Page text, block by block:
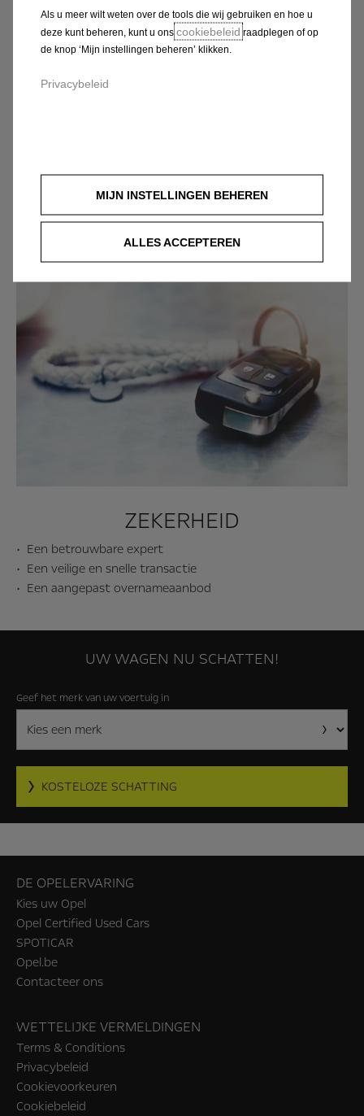
Kies uw verkooppunt
Een vlotte en snelle overname
ZEKERHEID
Een betrouwbare expert
Een veilige en snelle transactie
Een aangepast overnameaanbod
UW WAGEN NU SCHATTEN!
Geef het merk van uw voertuig in
KOSTELOZE SCHATTING
DE OPELERVARING
Kies uw Opel
Opel Certified Used Cars
SPOTICAR
Opel.be
Contacteer ons
WETTELIJKE VERMELDINGEN
Terms & Conditions
Privacybeleid
Cookievoorkeuren
Cookiebeleid
Als u meer wilt weten over de tools die wij gebruiken en hoe u
deze kunt beheren, kunt u ons cookiebeleid raadplegen of op
de knop ‘Mijn instellingen beheren’ klikken.
Privacybeleid
MIJN INSTELLINGEN BEHEREN
ALLES ACCEPTEREN